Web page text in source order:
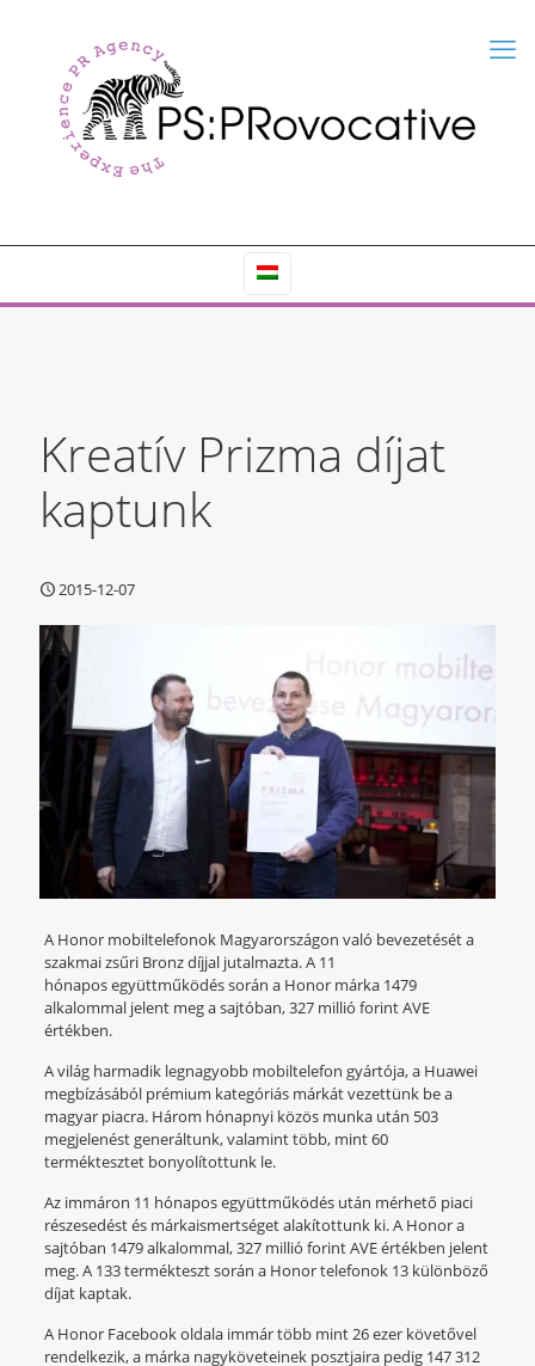
Kreatív Prizma díjat
kaptunk
2015-12-07
A Honor mobiltelefonok Magyarországon való bevezetését a
szakmai zsűri Bronz díjjal jutalmazta. A 11
hónapos együttműködés során a Honor márka 1479
alkalommal jelent meg a sajtóban, 327 millió forint AVE
értékben.
A világ harmadik legnagyobb mobiltelefon gyártója, a Huawei
megbízásából prémium kategóriás márkát vezettünk be a
magyar piacra. Három hónapnyi közös munka után 503
megjelenést generáltunk, valamint több, mint 60
terméktesztet bonyolítottunk le.
Az immáron 11 hónapos együttműködés után mérhető piaci
részesedést és márkaismertséget alakítottunk ki. A Honor a
sajtóban 1479 alkalommal, 327 millió forint AVE értékben jelent
meg. A 133 termékteszt során a Honor telefonok 13 különböző
díjat kaptak.
A Honor Facebook oldala immár több mint 26 ezer követővel
rendelkezik, a márka nagyköveteinek posztjaira pedig 147 312